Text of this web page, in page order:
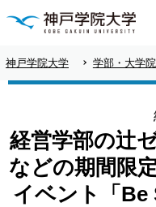
神戸学院大学 学部・大学
経営学部の辻
などの期間限
イベント「Be